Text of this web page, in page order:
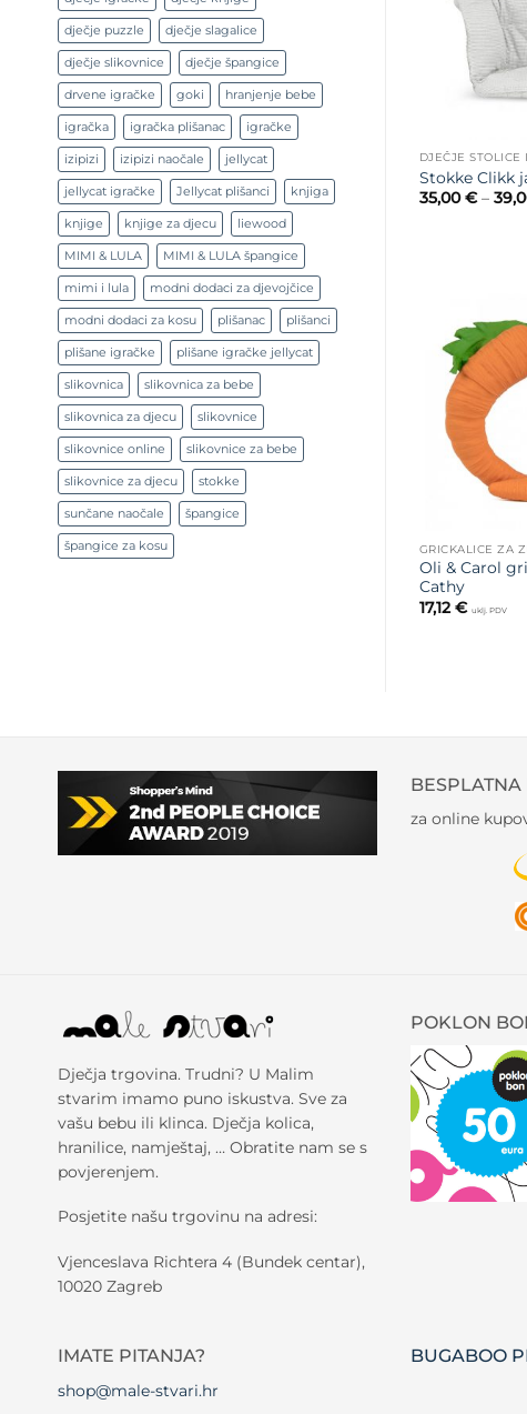
dječje puzzle dječje slagalice
dječje slikovnice dječje špangice
drvene igračke goki hranjenje bebe
igračka igračka plišanac igračke
izipizi izipizi naočale jellycat
jellycat igračke Jellycat plišanci knjiga
knjige knjige za djecu liewood
MIMI & LULA MIMI & LULA špangice
mimi i lula modni dodaci za djevojčice
modni dodaci za kosu plišanac plišanci
plišane igračke plišane igračke jellycat
slikovnica slikovnica za bebe
slikovnica za djecu slikovnice
slikovnice online slikovnice za bebe
slikovnice za djecu stokke
sunčane naočale špangice
špangice za kosu
DJEČJE STOLICE
Stokke Clikk
35,00€ –
GRICKALICE ZA
Oli & Carol
Cathy
17,12€ uklj. PDV
BESPLATNA
za online
Dječja trgovina. Trudni? U Malim
stvarim imamo puno iskustva. Sve za
vašu bebu ili klinca. Dječja kolica,
hranilice, namještaj, … Obratite nam se s
povjerenjem.
Posjetite našu trgovinu na adresi:
Vjenceslava Richtera 4 (Bundek centar),
10020 Zagreb
POKLON
IMATE PITANJA?
shop@male-stvari.hr
BUGABOO